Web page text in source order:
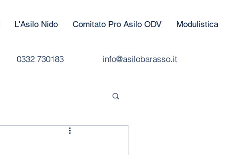
L'Asilo Nido Comitato Pro Asilo ODV Modulistica
0332 730183 info@asilobarasso.it